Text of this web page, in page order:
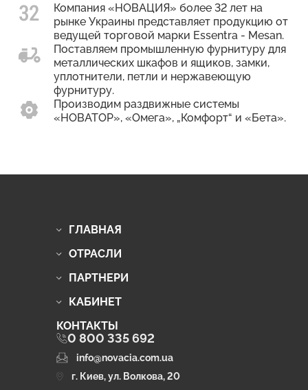
Компания «НОВАЦИЯ» более 32 лет на
рынке Украины представляет продукцию от
ведущей торговой марки Essentra - Mesan.
Поставляем промышленную фурнитуру для
металлических шкафов и ящиков, замки,
уплотнители, петли и нержавеющую
фурнитуру.
Производим раздвижные системы
«НОВАТОР», «Омега», „Комфорт“ и «Бета».
ГЛАВНАЯ
ОТРАСЛИ
ПАРТНЕРИ
КАБИНЕТ
КОНТАКТЫ
0 800 335 692
info@novacia.com.ua
г. Киев, ул. Волкова, 20